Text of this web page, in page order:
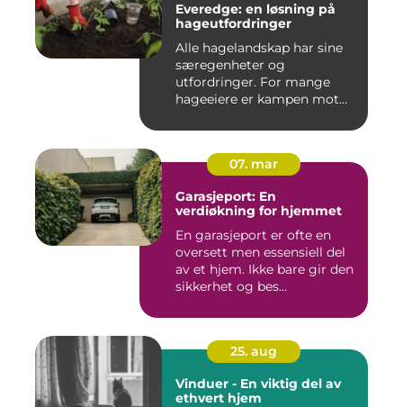
Everedge: en løsning på
hageutfordringer
Alle hagelandskap har sine
særegenheter og
utfordringer. For mange
hageeiere er kampen mot
07. mar
Garasjeport: En
verdiøkning for hjemmet
En garasjeport er ofte en
oversett men essensiell del
av et hjem. Ikke bare gir den
sikkerhet og bes...
25. aug
Vinduer - En viktig del av
ethvert hjem